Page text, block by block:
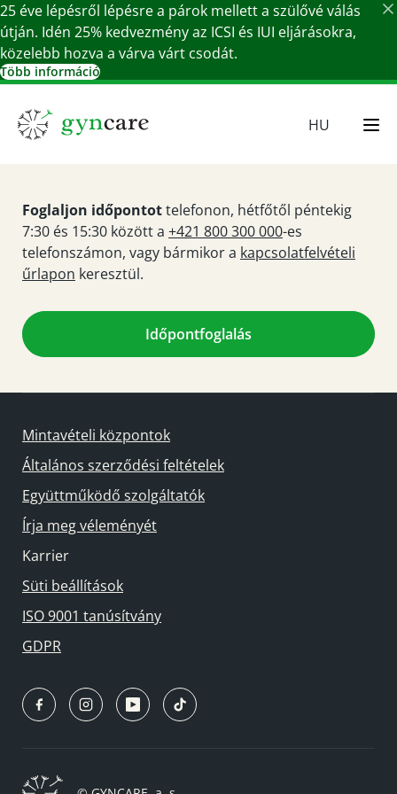
25 éve lépésről lépésre a párok mellett a szülővé válás
útján. Idén 25% kedvezmény az ICSI és IUI eljárásokra,
közelebb hozva a várva várt csodát.
Több információ
HU
SK
DE
Foglaljon időpontottelefonon, hétfőtől péntekig
7:30 és 15:30 között a +421 800 300 000-es
telefonszámon, vagy bármikor a kapcsolatfelvételi
űrlapon keresztül.
Időpontfoglalás
Mintavételi központok
Általános szerződési feltételek
Együttműködő szolgáltatók
Írja meg véleményét
Karrier
Süti beállítások
ISO 9001 tanúsítvány
GDPR